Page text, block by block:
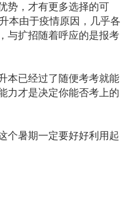
势，才有更多选择的可
本由于疫情原因，几乎各
与扩招随着呼应的是报考
已经过了随便考考就能
力才是决定你能否考上的
暑期一定要好好利用起